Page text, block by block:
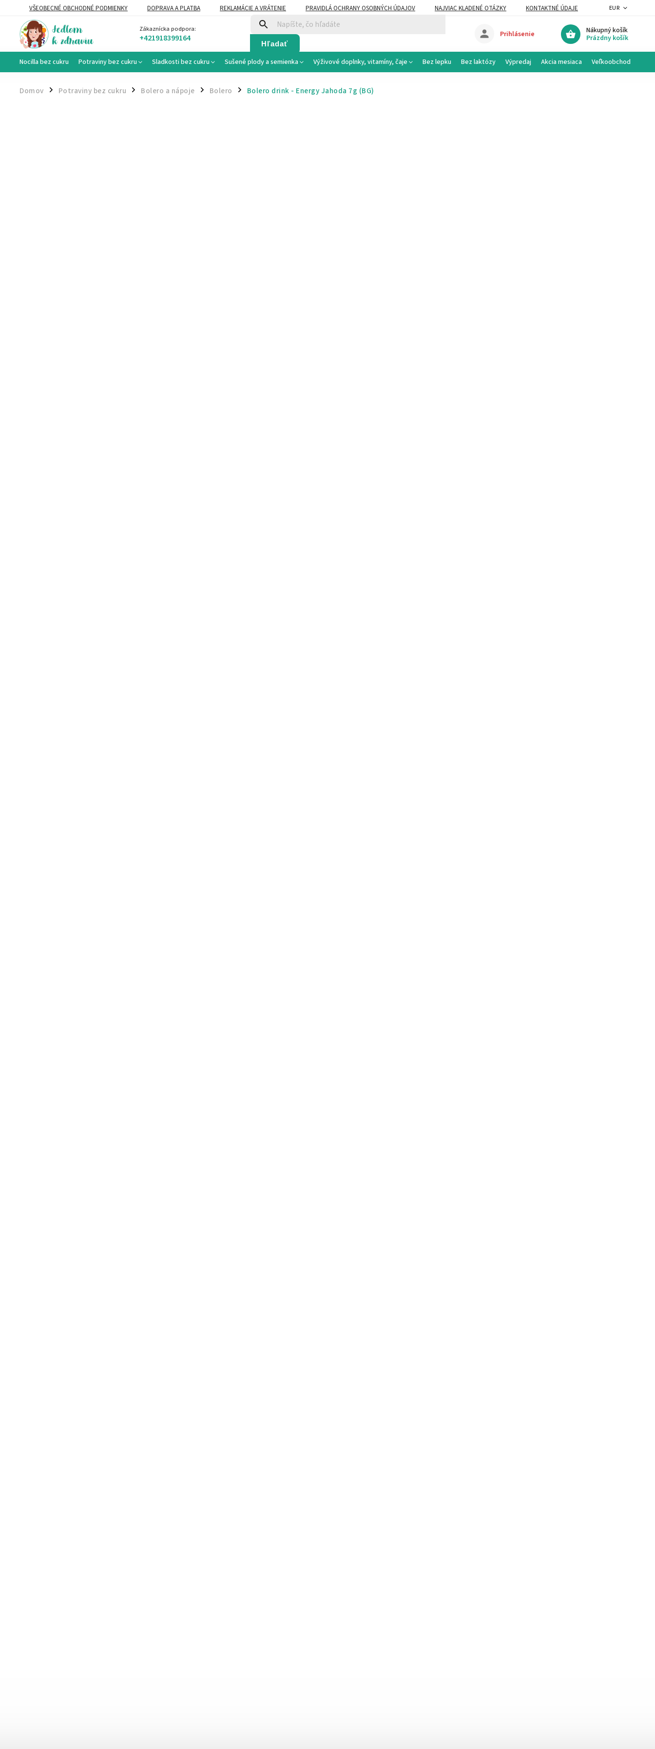
VŠEOBECNÉ OBCHODNÉ PODMIENKY DOPRAVA A PLATBA REKLAMÁCIE A VRÁTENIE PRAVIDLÁ OCHRANY OSOBNÝCH ÚDAJOV NAJVIAC KLADENÉ OTÁZKY
KONTAKTNÉ ÚDAJE
VEĽKOOBCHOD
EUR
Zákaznícka podpora:
+421918399164 Hľadať
Nákupný košík
Prázdny košík
Prihlásenie
Nocilla bez cukru Potraviny bez cukru Sladkosti bez cukru Sušené plody a semienka Výživové doplnky, vitamíny, čaje Bez lepku Bez laktózy Výpredaj Akcia mesiaca Veľkoobchod
Domov / Potraviny bez cukru / Bolero a nápoje / Bolero / Bolero drink - Energy Jahoda 7g (BG)